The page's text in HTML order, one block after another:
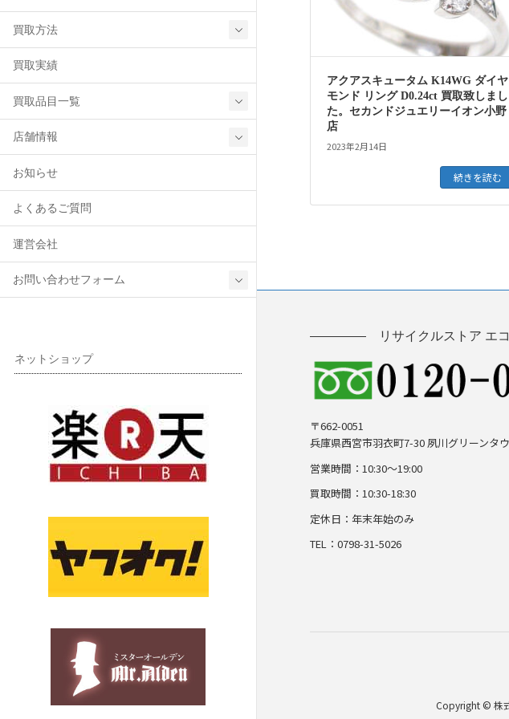
買取方法
買取実績
買取品目一覧
店舗情報
お知らせ
よくあるご質問
運営会社
お問い合わせフォーム
ネットショップ
アクアスキュータム K14WG ダイヤ
モンド リング D0.24ct 買取致しまし
た。セカンドジュエリーイオン小野
店
2023年2月14日
続きを読む
リサイクルストア エ
〒662-0051
兵庫県西宮市羽衣町7-30 夙川グリーンタ
営業時間：10:30～19:00
買取時間：10:30-18:30
定休日：年末年始のみ
TEL：0798-31-5026
Copyright © 株